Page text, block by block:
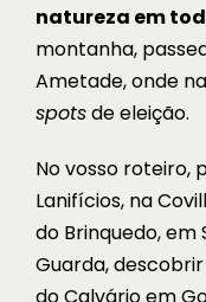
natureza em
montanha,
Ametade, onde
spotsde eleição.
No vosso roteiro,
Lanifícios, na
do Brinquedo, em
Guarda,
do Calvário em